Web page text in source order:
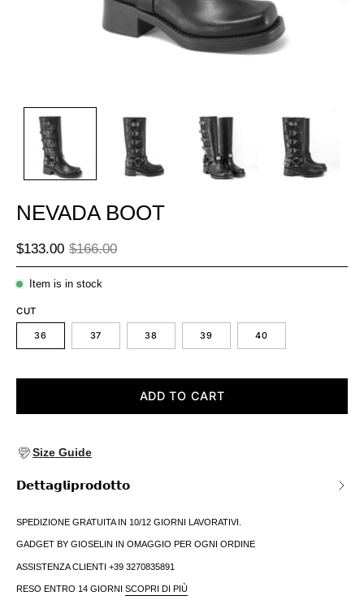
NEVADA BOOT
$133.00 $166.00
Item is in stock
CUT
36 37 38 39 40
ADD TO CART
Size Guide
𝗗𝗲𝘁𝘁𝗮𝗴𝗹𝗶𝗽𝗿𝗼𝗱𝗼𝘁𝘁𝗼
SPEDIZIONE GRATUITA IN 10/12 GIORNI LAVORATIVI.
GADGET BY GIOSELIN IN OMAGGIO PER OGNI ORDINE
ASSISTENZA CLIENTI +39 3270835891
RESO ENTRO 14 GIORNI SCOPRI DI PIÙ